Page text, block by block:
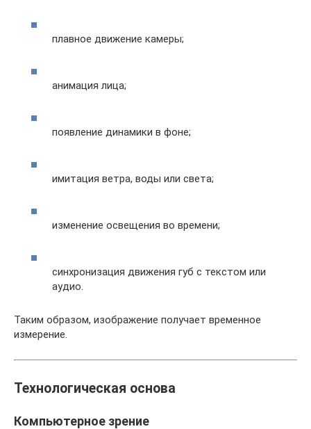
плавное движение камеры;
анимация лица;
появление динамики в фоне;
имитация ветра, воды или света;
изменение освещения во времени;
синхронизация движения губ с текстом или
аудио.
Таким образом, изображение получает временное
измерение.
Технологическая основа
Компьютерное зрение